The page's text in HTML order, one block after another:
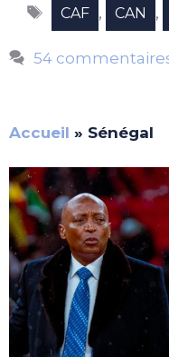
Étiquettes
CAF , CAN ,
54
Accueil » Sénégal